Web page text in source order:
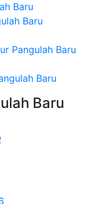
Baru
Baru
Pangulah Baru
Baru
Baru